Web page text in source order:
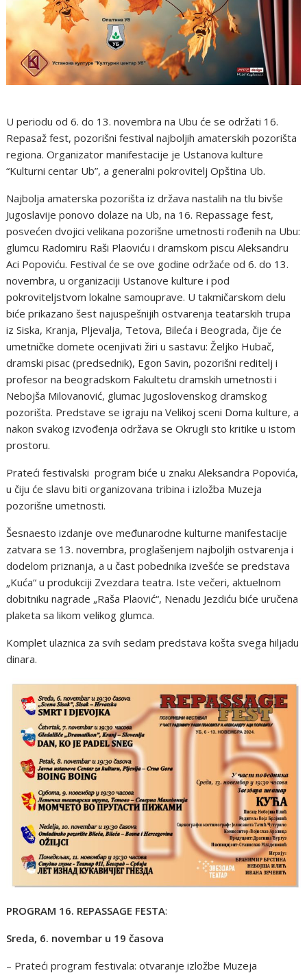
U periodu od 6. do 13. novembra na Ubu će se održati 16.
Repasaž fest, pozorišni festival najboljih amaterskih pozorišta
regiona. Organizator manifestacije je Ustanova kulture
“Kulturni centar Ub”, a generalni pokrovitelj Opština Ub.
Najbolja amaterska pozorišta iz država nastalih na tlu bivše
Jugoslavije ponovo dolaze na Ub, na 16. Repassage fest,
posvećen dvojici velikana pozorišne umetnosti rođenih na Ubu:
glumcu Radomiru Raši Plaoviću i dramskom piscu Aleksandru
Aci Popoviću. Festival će se ove godine održaće od 6. do 13.
novembra, u organizaciji Ustanove kulture i pod
pokroviteljstvom lokalne samouprave. U takmičarskom delu
biće prikazano šest najuspešnijih ostvarenja teatarskih trupa
iz Siska, Kranja, Pljevalja, Tetova, Bileća i Beograda, čije će
umetničke domete ocenjivati žiri u sastavu: Željko Hubač,
dramski pisac (predsednik), Egon Savin, pozorišni reditelj i
profesor na beogradskom Fakultetu dramskih umetnosti i
Nebojša Milovanović, glumac Jugoslovenskog dramskog
pozorišta. Predstave se igraju na Velikoj sceni Doma kulture, a
nakon svakog izvođenja održava se Okrugli sto kritike u istom
prostoru.
Prateći festivalski program biće u znaku Aleksandra Popovića,
u čiju će slavu biti organizovana tribina i izložba Muzeja
pozorišne umetnosti.
Šesnaesto izdanje ove međunarodne kulturne manifestacije
zatvara se 13. novembra, proglašenjem najboljih ostvarenja i
dodelom priznanja, a u čast pobednika izvešće se predstava
„Kuća“ u produkciji Zvezdara teatra. Iste večeri, aktuelnom
dobitniku nagrade „Raša Plaović“, Nenadu Jezdiću biće uručena
plaketa sa likom velikog glumca.
Komplet ulaznica za svih sedam predstava košta svega hiljadu
dinara.
PROGRAM 16. REPASSAGE FESTA:
Sreda, 6. novembar u 19 časova
– Prateći program festivala: otvaranje izložbe Muzeja